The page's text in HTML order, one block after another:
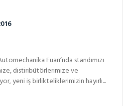
Fuarı’nda standımızı
distiribütörlerimize ve
yeni iş birlikteliklerimizin hayırlı...